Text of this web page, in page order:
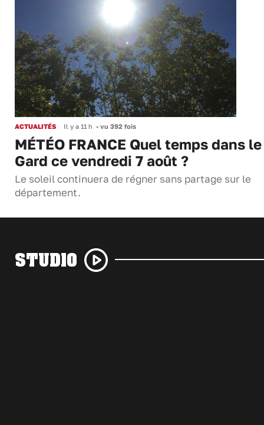
ACTUALITÉS Il y a 11 h • vu 392 fois
MÉTÉO FRANCE Quel temps dans le
Gard ce vendredi 7 août ?
Le soleil continuera de régner sans partage sur le
département.
STUDIO